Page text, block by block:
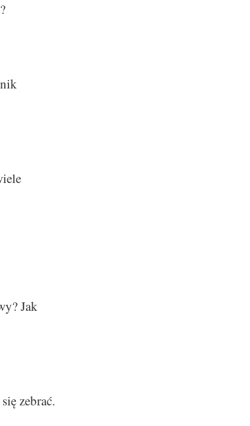
Jak
zebrać.